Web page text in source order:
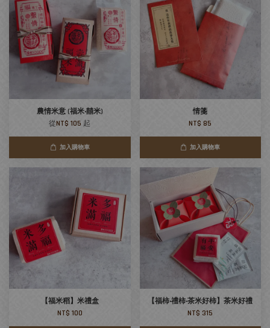
農情米意 (福米‧囍米)
從NT$ 105 起
加入購物車
情箋
NT$ 85
加入購物車
【福米稻】米禮盒
NT$ 100
【福柿‧禮柿‧茶米好柿】茶米好禮
NT$ 315